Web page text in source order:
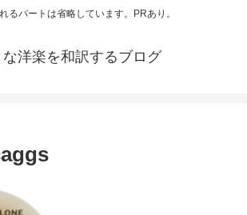
るパートは省略しています。PRあり。
な洋楽を和訳するブログ